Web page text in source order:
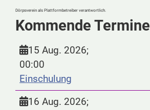
Dörpsverein als Plattformbetreiber verantwortlich.
Kommende Termine
15 Aug. 2026;
00:00
Einschulung
16 Aug. 2026;